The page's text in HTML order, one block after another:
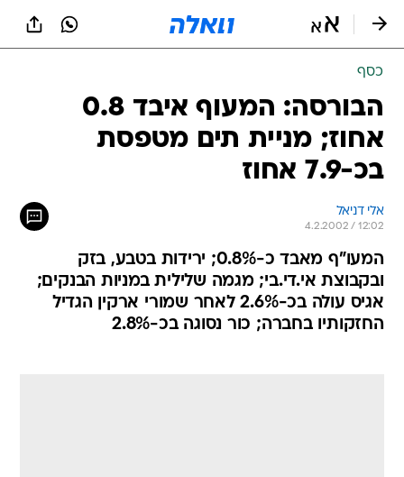
כסף
הבורסה: המעוף איבד 0.8
אחוז; מניית תים מטפסת
בכ-7.9 אחוז
אלי דניאל
4.2.2002 / 12:02
המעו"ף מאבד כ-0.8%; ירידות בטבע, בזק
ובקבוצת אי.די.בי; מגמה שלילית במניות הבנקים;
אגיס עולה בכ-2.6% לאחר שמורי ארקין הגדיל
החזקותיו בחברה; כור נסוגה בכ-2.8%